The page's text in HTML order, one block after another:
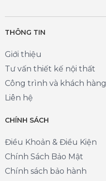
THÔNG TIN
Giới thiệu
Tư vấn thiết kế nội thất
Công trình và khách hàng
Liên hệ
CHÍNH SÁCH
Điều Khoản & Điều Kiện
Chính Sách Bảo Mật
Chính sách bảo hành